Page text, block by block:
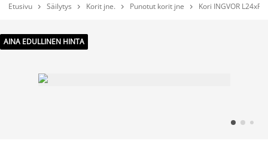
Etusivu  Säilytys  Korit jne.  Punotut korit jne  Kori INGVOR
AINA EDULLINEN HINTA